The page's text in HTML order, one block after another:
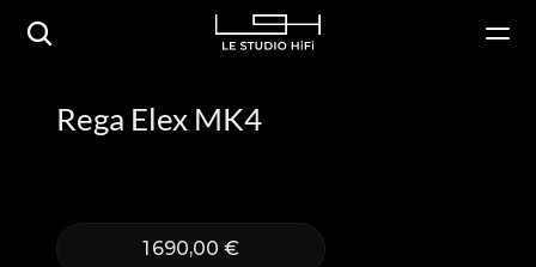
Rega Elex MK4
1 690,00 €